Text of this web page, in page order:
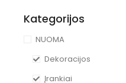
Kategorijos
NUOMA
Dekoracijos
Įrankiai